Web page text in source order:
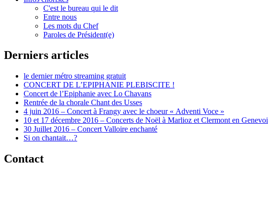
C'est le bureau qui le dit
Entre nous
Les mots du Chef
Paroles de Président(e)
Derniers articles
le dernier métro streaming gratuit
CONCERT DE L’EPIPHANIE PLEBISCITE !
Concert de l’Epiphanie avec Lo Chavans
Rentrée de la chorale Chant des Usses
4 juin 2016 – Concert à Frangy avec le choeur « Adventi Voce »
10 et 17 décembre 2016 – Concerts de Noël à Marlioz et Clermont en
30 Juillet 2016 – Concert Valloire enchanté
Si on chantait…?
Contact